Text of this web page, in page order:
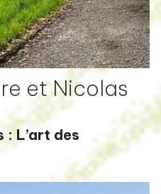
et Nicolas
L’art des